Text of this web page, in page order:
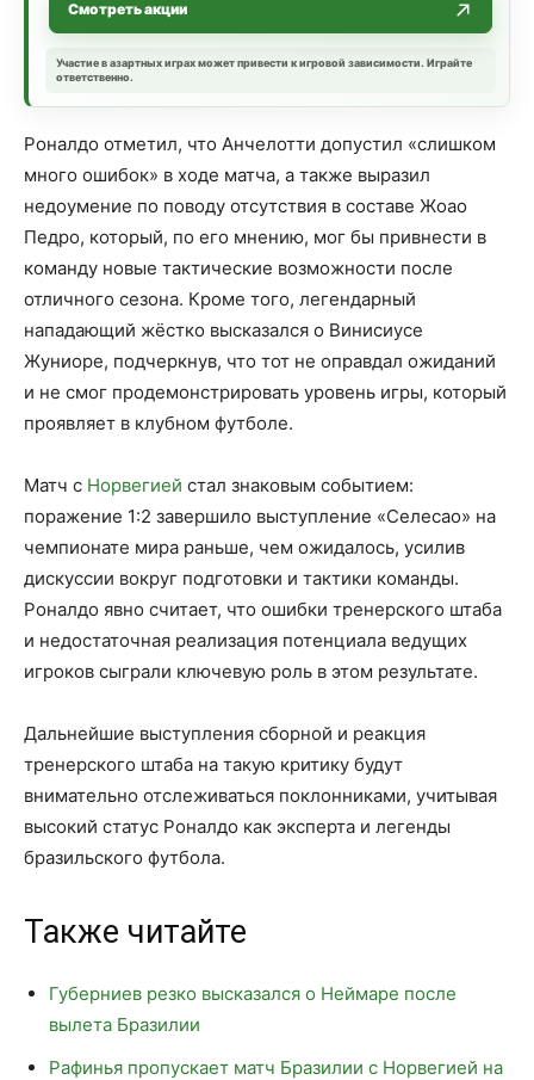
Смотреть акции
Участие в азартных играх может привести к игровой зависимости. Играйте
ответственно.
Роналдо отметил, что Анчелотти допустил «слишком
много ошибок» в ходе матча, а также выразил
недоумение по поводу отсутствия в составе Жоао
Педро, который, по его мнению, мог бы привнести в
команду новые тактические возможности после
отличного сезона. Кроме того, легендарный
нападающий жёстко высказался о Винисиусе
Жуниоре, подчеркнув, что тот не оправдал ожиданий
и не смог продемонстрировать уровень игры, который
проявляет в клубном футболе.
Матч с Норвегией стал знаковым событием:
поражение 1:2 завершило выступление «Селесао» на
чемпионате мира раньше, чем ожидалось, усилив
дискуссии вокруг подготовки и тактики команды.
Роналдо явно считает, что ошибки тренерского штаба
и недостаточная реализация потенциала ведущих
игроков сыграли ключевую роль в этом результате.
Дальнейшие выступления сборной и реакция
тренерского штаба на такую критику будут
внимательно отслеживаться поклонниками, учитывая
высокий статус Роналдо как эксперта и легенды
бразильского футбола.
Также читайте
Губерниев резко высказался о Неймаре после
вылета Бразилии
Рафинья пропускает матч Бразилии с Норвегией на